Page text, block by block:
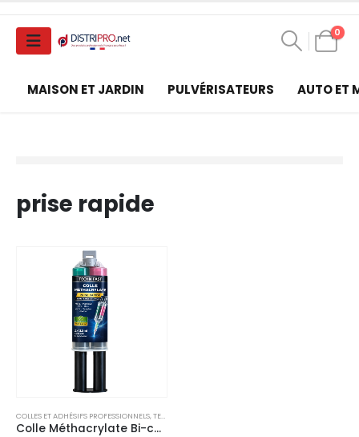
0
MAISON ET JARDIN PULVÉRISATEURS AUTO ET
prise rapide
COLLES ET ADHÉSIFS PROFESSIONNELS,TECH N'FAST
Colle Méthacrylate Bi-composant Prise Rapide TECH N’FAST – Seringue de 2 x 12,5 ml